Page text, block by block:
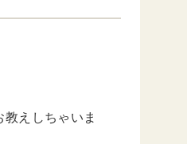
えしちゃいま